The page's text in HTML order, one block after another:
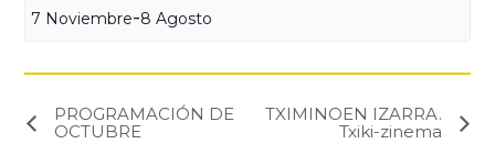
7 Noviembre-8 Agosto
PROGRAMACIÓN DE
OCTUBRE
TXIMINOEN IZARRA.
Txiki-zinema